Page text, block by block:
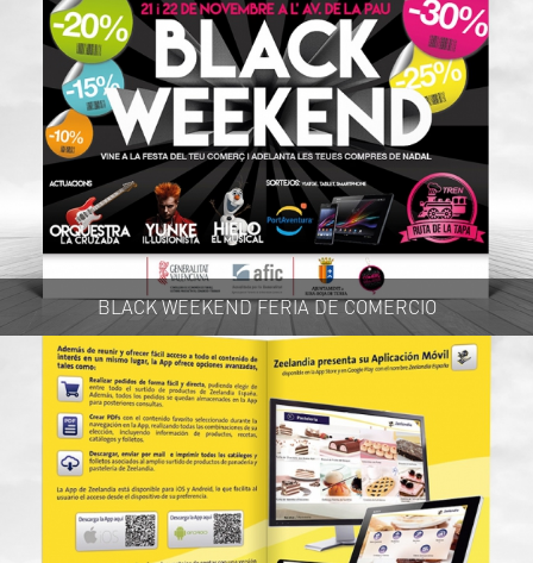
BLACK WEEKEND FERIA DE COMERCIO